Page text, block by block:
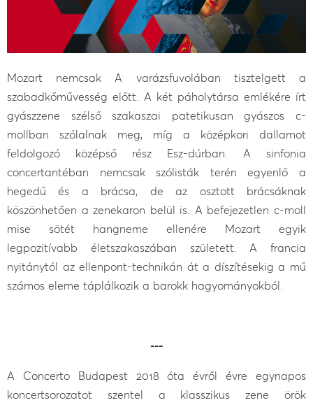
Mozart nemcsak A varázsfuvolában tisztelgett a
szabadkőművesség előtt. A két páholytársa emlékére írt
gyászzene szélső szakaszai patetikusan gyászos c-
mollban szólalnak meg, míg a középkori dallamot
feldolgozó középső rész Esz-dúrban. A sinfonia
concertantéban nemcsak szólisták terén egyenlő a
hegedű és a brácsa, de az osztott brácsáknak
köszönhetően a zenekaron belül is. A befejezetlen c-moll
mise sötét hangneme ellenére Mozart egyik
legpozitívabb életszakaszában született. A francia
nyitánytól az ellenpont-technikán át a díszítésekig a mű
számos eleme táplálkozik a barokk hagyományokból.
---
A Concerto Budapest 2018 óta évről évre egynapos
koncertsorozatot szentel a klasszikus zene örök